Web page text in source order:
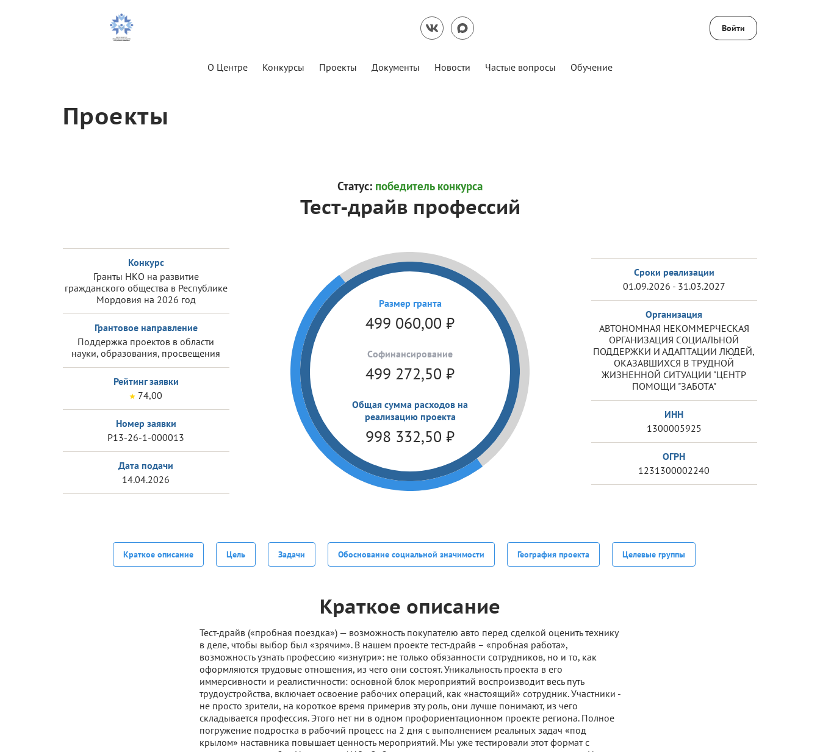
Войти
О Центре Конкурсы Проекты Документы Новости Частые вопросы Обучение
Проекты
Статус: победитель конкурса
Тест-драйв профессий
Конкурс
Гранты НКО на развитие
гражданского общества в Республике
Мордовия на 2026 год
Грантовое направление
Поддержка проектов в области
науки, образования, просвещения
Рейтинг заявки
74,00
Номер заявки
Р13-26-1-000013
Дата подачи
14.04.2026
Размер гранта
499 060,00 ₽
Cофинансирование
499 272,50 ₽
Общая сумма расходов на
реализацию проекта
998 332,50 ₽
Сроки реализации
01.09.2026 - 31.03.2027
Организация
АВТОНОМНАЯ НЕКОММЕРЧЕСКАЯ
ОРГАНИЗАЦИЯ СОЦИАЛЬНОЙ
ПОДДЕРЖКИ И АДАПТАЦИИ ЛЮДЕЙ,
ОКАЗАВШИХСЯ В ТРУДНОЙ
ЖИЗНЕННОЙ СИТУАЦИИ "ЦЕНТР
ПОМОЩИ "ЗАБОТА"
ИНН
1300005925
ОГРН
1231300002240
Краткое описание Цель Задачи Обоснование социальной значимости География проекта Целевые группы
Краткое описание
Тест-драйв («пробная поездка») — возможность покупателю авто перед сделкой оценить технику
в деле, чтобы выбор был «зрячим». В нашем проекте тест-драйв – «пробная работа»,
возможность узнать профессию «изнутри»: не только обязанности сотрудников, но и то, как
оформляются трудовые отношения, из чего они состоят. Уникальность проекта в его
иммерсивности и реалистичности: основной блок мероприятий воспроизводит весь путь
трудоустройства, включает освоение рабочих операций, как «настоящий» сотрудник. Участники -
не просто зрители, на короткое время примерив эту роль, они лучше понимают, из чего
складывается профессия. Этого нет ни в одном профориентационном проекте региона. Полное
погружение подростка в рабочий процесс на 2 дня с выполнением реальных задач «под
крылом» наставника повышает ценность мероприятий. Мы уже тестировали этот формат с